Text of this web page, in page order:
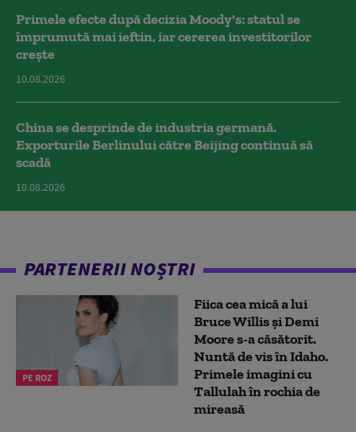
Primele efecte după decizia Moody's: statul se
împrumută mai ieftin, iar cererea investitorilor
crește
10.08.2026
China se desprinde de industria germană.
Exporturile Berlinului către Beijing continuă să
scadă
10.08.2026
PARTENERII NOȘTRI
PE ROZ
Fiica cea mică a lui
Bruce Willis și Demi
Moore s-a căsătorit.
Nuntă de vis în Idaho.
Primele imagini cu
Tallulah în rochia de
mireasă